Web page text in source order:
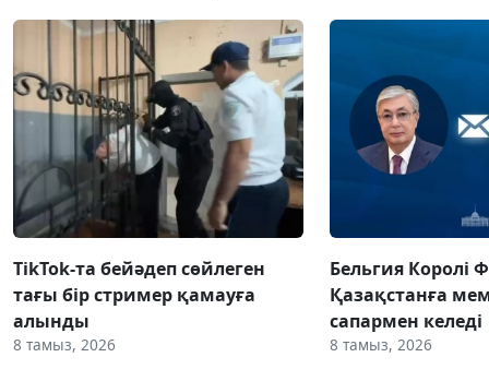
TikTok-та бейәдеп сөйлеген
тағы бір стример қамауға
алынды
8 тамыз, 2026
Бельгия Королі
Қазақстанға
сапармен келеді
8 тамыз, 2026